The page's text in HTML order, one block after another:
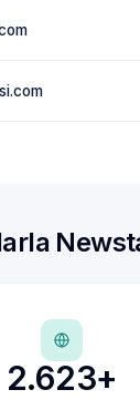
2.623+